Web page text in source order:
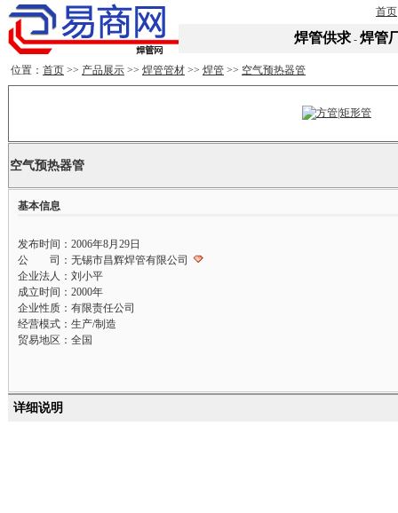
首页
焊管供求- 焊管
位置： 首页 >> 产品展示 >> 焊管管材 >> 焊管 >> 空气预热器管
空气预热器管
基本信息
发布时间：2006年8月29日
公 司：无锡市昌辉焊管有限公司
企业法人：刘小平
成立时间：2000年
企业性质：有限责任公司
经营模式：生产/制造
贸易地区：全国
详细说明